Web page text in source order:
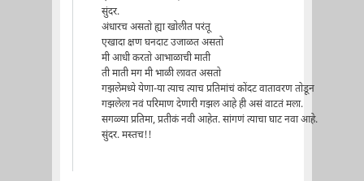
सुंदर.
अंधारच असतो ह्या खोलीत परंतू
एखादा क्षण घनदाट उजाळत असतो
मी आधी करतो आभाळाची माती
ती माती मग मी भाळी लावत असतो
गझलेमध्ये येणा-या त्याच त्याच प्रतिमांचं कोंदट वातावरण तोडून
गझलेला नवं परिमाण देणारी गझल आहे ही असं वाटतं मला.
सगळ्या प्रतिमा, प्रतीकं नवी आहेत. सांगणं त्याचा घाट नवा आहे.
सुंदर. मस्तच!!